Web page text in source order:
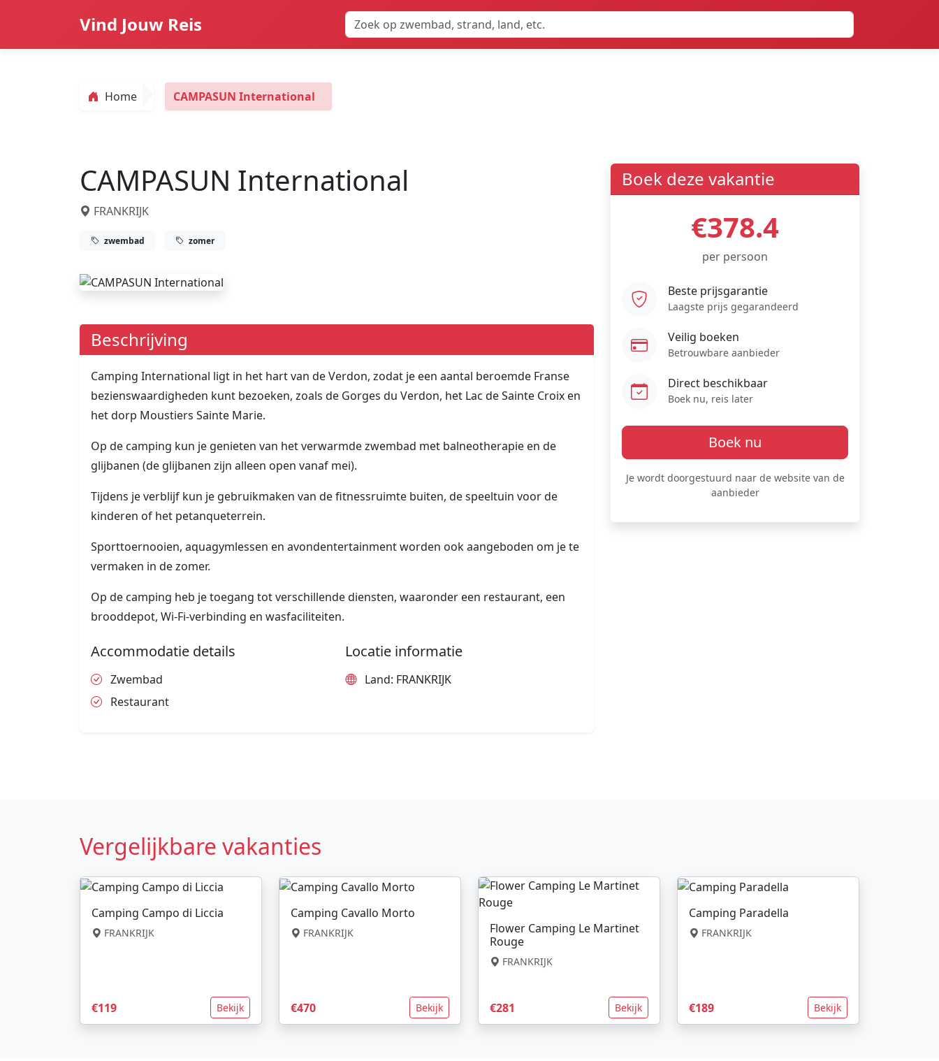
Vind Jouw Reis
Home CAMPASUN International
CAMPASUN International
FRANKRIJK
zwembad zomer
Beschrijving
Camping International ligt in het hart van de Verdon, zodat je een aantal beroemde Franse
bezienswaardigheden kunt bezoeken, zoals de Gorges du Verdon, het Lac de Sainte Croix en
het dorp Moustiers Sainte Marie.
Op de camping kun je genieten van het verwarmde zwembad met balneotherapie en de
glijbanen (de glijbanen zijn alleen open vanaf mei).
Tijdens je verblijf kun je gebruikmaken van de fitnessruimte buiten, de speeltuin voor de
kinderen of het petanqueterrein.
Sporttoernooien, aquagymlessen en avondentertainment worden ook aangeboden om je te
vermaken in de zomer.
Op de camping heb je toegang tot verschillende diensten, waaronder een restaurant, een
brooddepot, Wi-Fi-verbinding en wasfaciliteiten.
Accommodatie details
Zwembad
Restaurant
Locatie informatie
Land: FRANKRIJK
Boek deze vakantie
€378.4
per persoon
Beste prijsgarantie
Laagste prijs gegarandeerd
Veilig boeken
Betrouwbare aanbieder
Direct beschikbaar
Boek nu, reis later
Boek nu
Je wordt doorgestuurd naar de website van de
aanbieder
Vergelijkbare vakanties
Camping Campo di Liccia
FRANKRIJK
€119 Bekijk
Camping Cavallo Morto
FRANKRIJK
€470 Bekijk
Flower Camping Le Martinet
Rouge
FRANKRIJK
€281 Bekijk
Camping Paradella
FRANKRIJK
€189 Bekijk